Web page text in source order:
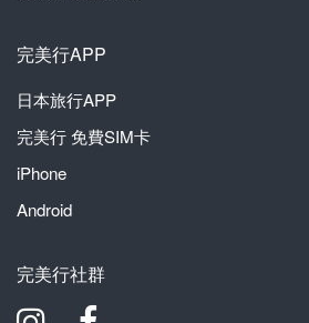
完美行APP
日本旅行APP
完美行免費SIM卡
iPhone
Android
完美行社群